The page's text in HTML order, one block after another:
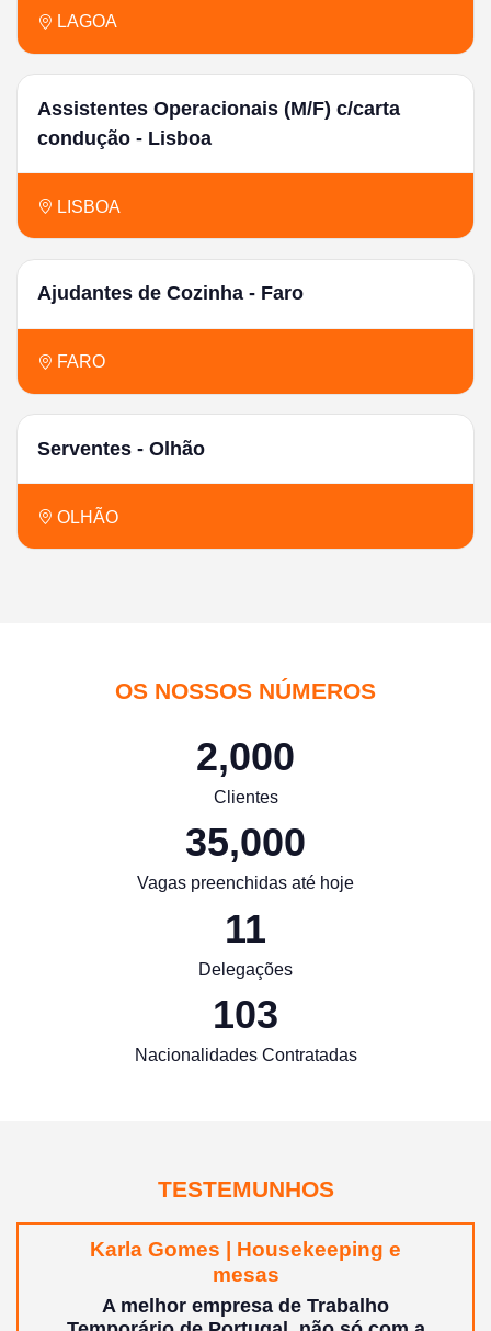
LAGOA
Assistentes Operacionais (M/F) c/carta
condução - Lisboa
LISBOA
Ajudantes de Cozinha - Faro
FARO
Serventes - Olhão
OLHÃO
OS NOSSOS NÚMEROS
2,000
Clientes
35,000
Vagas preenchidas até hoje
11
Delegações
103
Nacionalidades Contratadas
TESTEMUNHOS
Karla Gomes | Housekeeping e
mesas
A melhor empresa de Trabalho